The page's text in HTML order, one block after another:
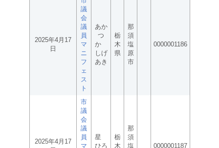
2025年4月17
日
議
会
議
員
マ
ニ
フ
ェ
ス
ト
あか
つ
か
しげ
あき
栃
木
県
那
須
塩
原
市
0000001186
2025年4月17
市
議
会
議
員
マ
星
ひろ
栃
木
那
須
塩
0000001187